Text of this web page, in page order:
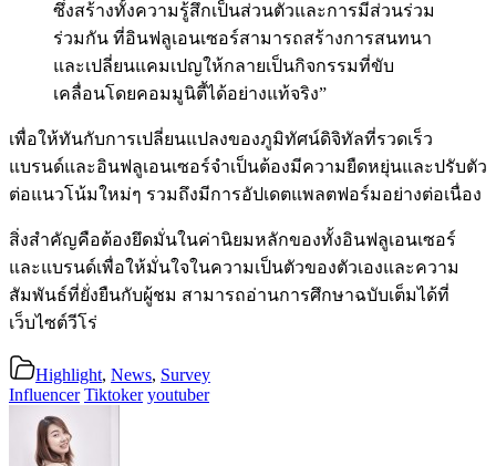
ซึ่งสร้างทั้งความรู้สึกเป็นส่วนตัวและการมีส่วนร่วม
ร่วมกัน ที่อินฟลูเอนเซอร์สามารถสร้างการสนทนา
และเปลี่ยนแคมเปญให้กลายเป็นกิจกรรมที่ขับ
เคลื่อนโดยคอมมูนิตี้ได้อย่างแท้จริง”
เพื่อให้ทันกับการเปลี่ยนแปลงของภูมิทัศน์ดิจิทัลที่รวดเร็ว
แบรนด์และอินฟลูเอนเซอร์จำเป็นต้องมีความยืดหยุ่นและปรับตัว
ต่อแนวโน้มใหม่ๆ รวมถึงมีการอัปเดตแพลตฟอร์มอย่างต่อเนื่อง
สิ่งสำคัญคือต้องยึดมั่นในค่านิยมหลักของทั้งอินฟลูเอนเซอร์
และแบรนด์เพื่อให้มั่นใจในความเป็นตัวของตัวเองและความ
สัมพันธ์ที่ยั่งยืนกับผู้ชม สามารถอ่านการศึกษาฉบับเต็มได้ที่
เว็บไซต์วีโร่
Highlight, News, Survey
Influencer Tiktoker youtuber